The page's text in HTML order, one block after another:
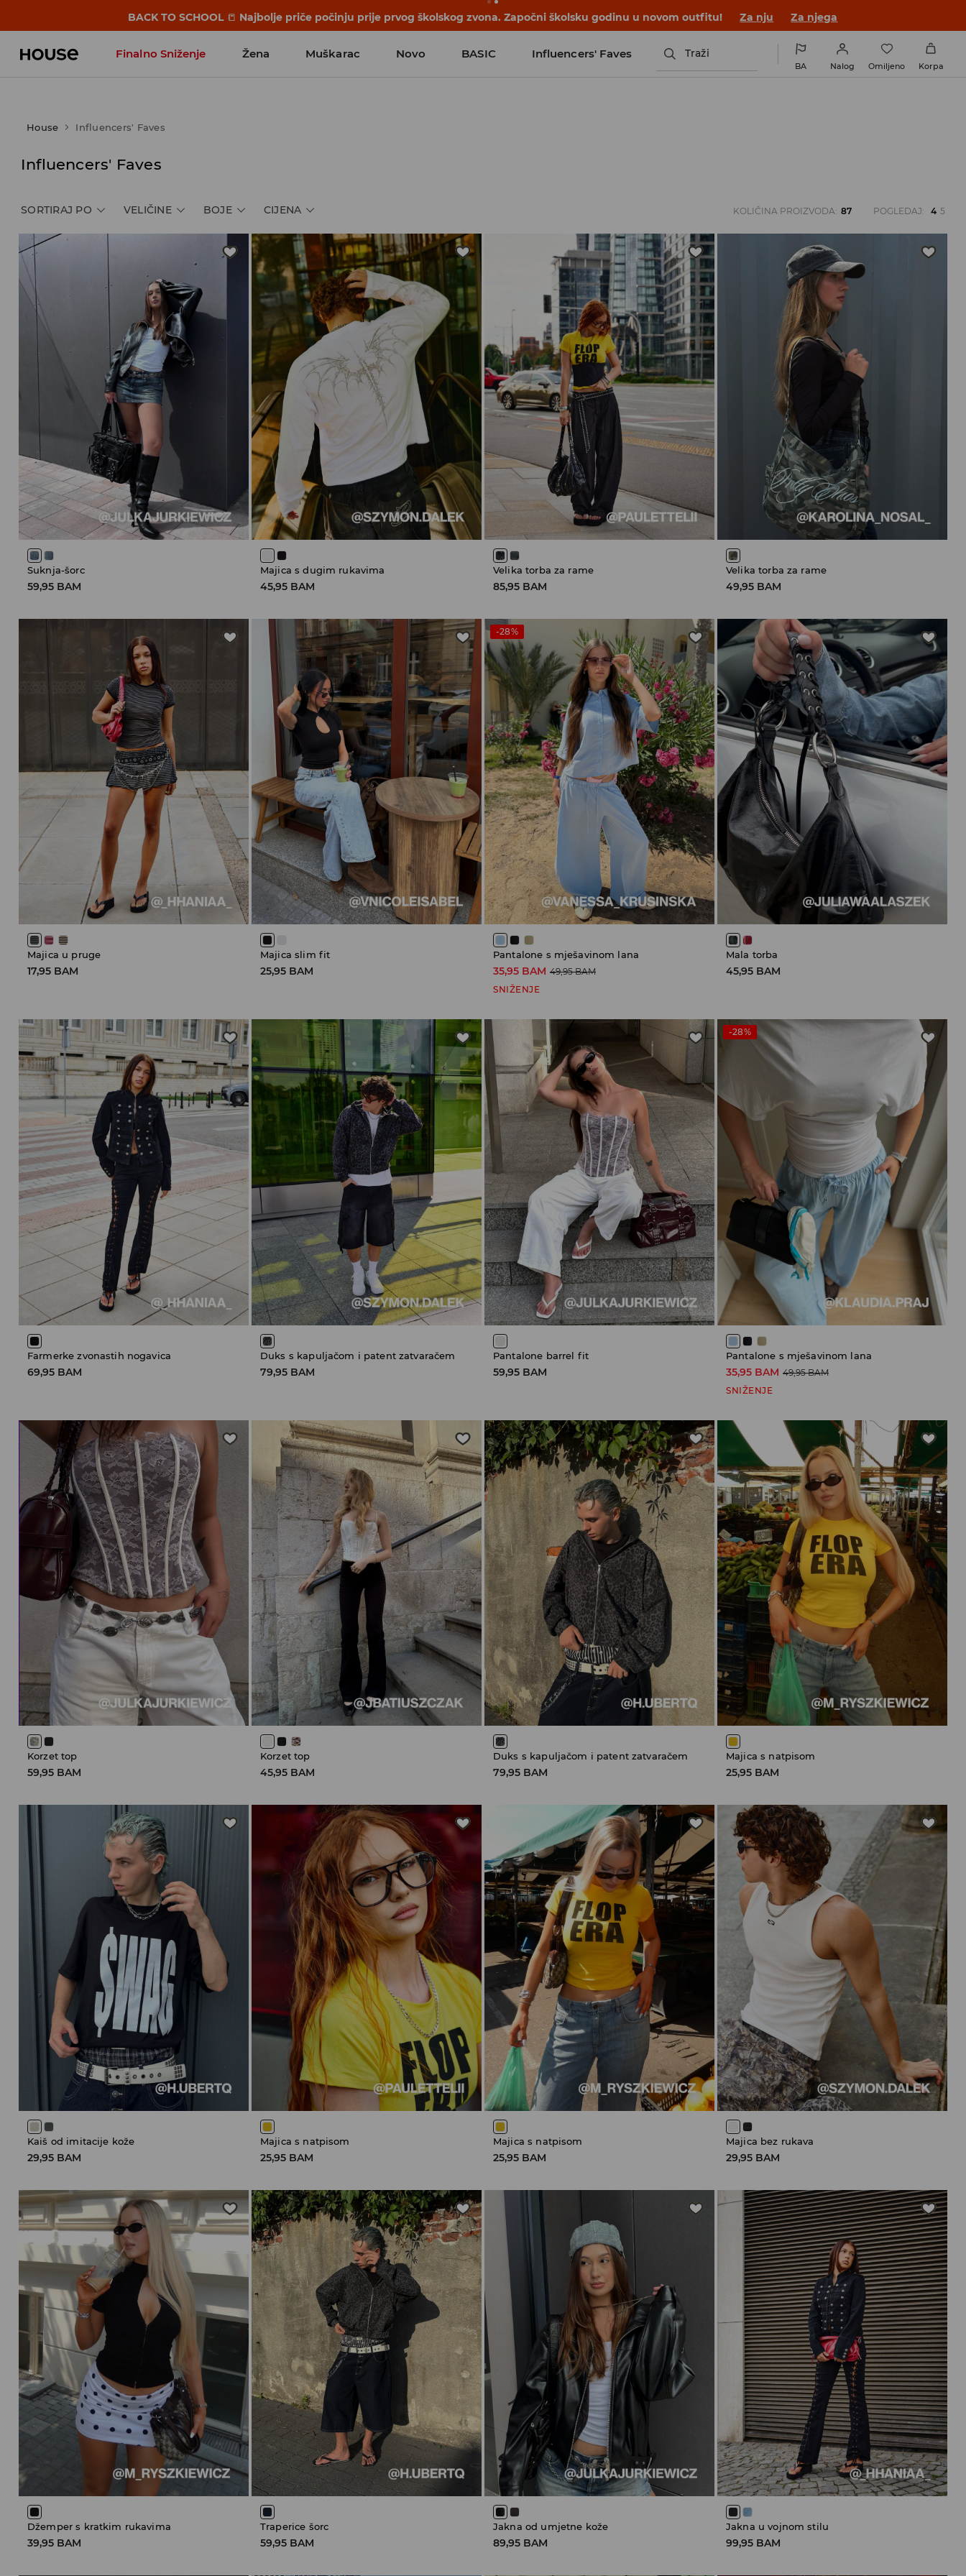
BACK TO SCHOOL 📒 Najbolje priče počinju prije prvog školskog zvona. Započni školsku godinu u novom outfitu! Za nju Za njega
Finalno Sniženje Žena Muškarac Novo BASIC Influencers' Faves Traži
BA Nalog Omiljeno Korpa
House Influencers' Faves
Influencers' Faves
SORTIRAJ PO VELIČINE BOJE CIJENA KOLIČINA PROIZVODA: 87 POGLEDAJ: 4 5
Suknja-šorc
59,95 BAM
Majica s dugim rukavima
45,95 BAM
Velika torba za rame
85,95 BAM
Velika torba za rame
49,95 BAM
Majica u pruge
17,95 BAM
Majica slim fit
25,95 BAM
-28%
Pantalone s mješavinom lana
35,95 BAM 49,95 BAM
SNIŽENJE
Mala torba
45,95 BAM
Farmerke zvonastih nogavica
69,95 BAM
Duks s kapuljačom i patent zatvaračem
79,95 BAM
Pantalone barrel fit
59,95 BAM
-28%
Pantalone s mješavinom lana
35,95 BAM 49,95 BAM
SNIŽENJE
Korzet top
59,95 BAM
Korzet top
45,95 BAM
Duks s kapuljačom i patent zatvaračem
79,95 BAM
Majica s natpisom
25,95 BAM
Kaiš od imitacije kože
29,95 BAM
Majica s natpisom
25,95 BAM
Majica s natpisom
25,95 BAM
Majica bez rukava
29,95 BAM
Džemper s kratkim rukavima
39,95 BAM
Traperice šorc
59,95 BAM
Jakna od umjetne kože
89,95 BAM
Jakna u vojnom stilu
99,95 BAM